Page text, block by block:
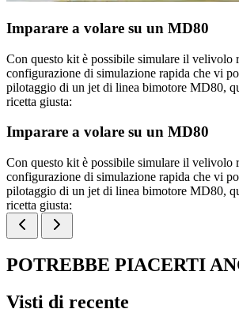
Imparare a volare su un MD80
Con questo kit è possibile simulare il velivolo
configurazione di simulazione rapida che vi
pilotaggio di un jet di linea bimotore MD80,
ricetta giusta:
Imparare a volare su un MD80
Con questo kit è possibile simulare il velivolo
configurazione di simulazione rapida che vi
pilotaggio di un jet di linea bimotore MD80,
ricetta giusta:
POTREBBE PIACERTI
Visti di recente